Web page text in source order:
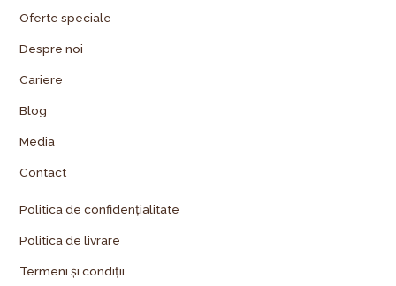
Oferte speciale
Despre noi
Cariere
Blog
Media
Contact
Politica de confidențialitate
Politica de livrare
Termeni și condiții